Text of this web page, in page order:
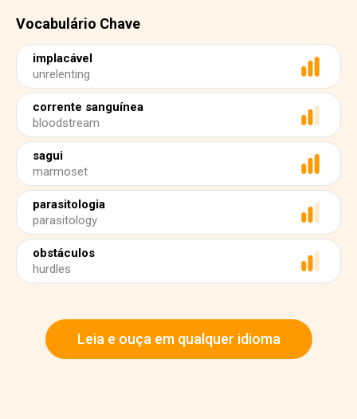
Vocabulário Chave
implacável
unrelenting
corrente sanguínea
bloodstream
sagui
marmoset
parasitologia
parasitology
obstáculos
hurdles
Leia e ouça em qualquer idioma